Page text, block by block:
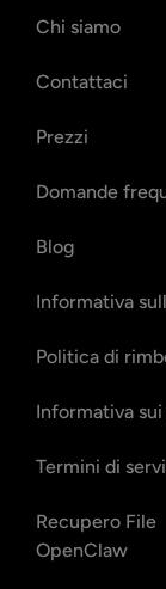
Chi siamo
Contattaci
Prezzi
Domande
Blog
Informativa
Politica di
Informativa
Termini di
Recupero File
OpenClaw